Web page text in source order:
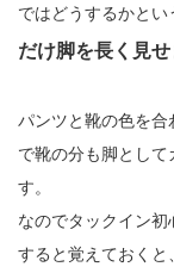
ではどうするかとい
だけ脚を長く見せ
パンツと靴の色を
で靴の分も脚とし
す。
なのでタックイン
すると覚えておくと